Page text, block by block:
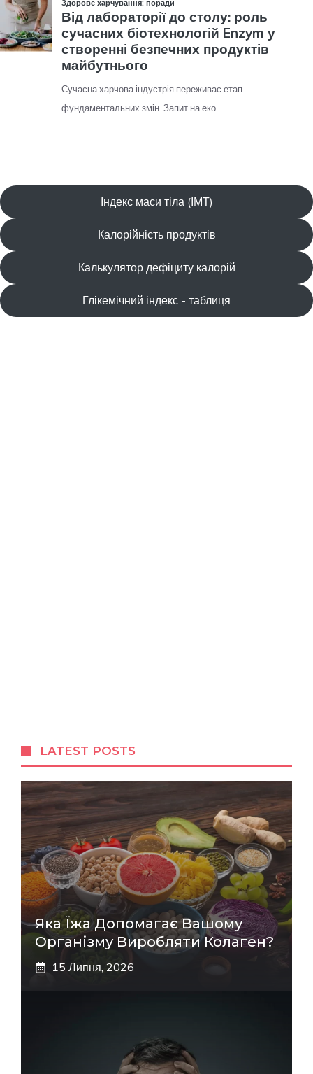
Індекс маси тіла (ІМТ)
Калорійність продуктів
Калькулятор дефіциту калорій
Глікемічний індекс - таблиця
LATEST POSTS
Яка Їжа Допомагає Вашому
Організму Виробляти Колаген?
15 Липня, 2026